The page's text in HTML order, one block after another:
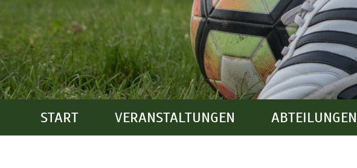
START VERANSTALTUNGEN ABTEILUNGEN